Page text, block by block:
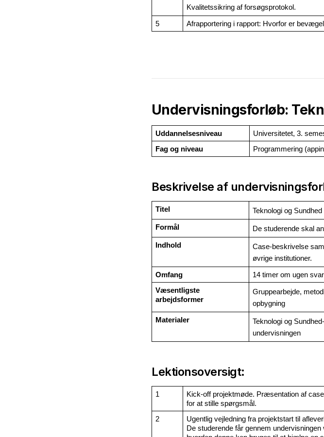
Kvalitetssikring af forsøgsprotokol.
5 Afrapportering i rapport: Hvorfor er
Undervisningsforløb:
Uddannelsesniveau
Universitetet, 3.
Fag og niveau
Programmering
Beskrivelse af
Titel Teknologi og Sundhed
Formål De studerende skal
Indhold
Case-beskrivelse
øvrige institutioner.
Omfang
14 timer om ugen
Væsentligste
arbejdsformer
Gruppearbejde,
opbygning
Materialer
Teknologi og
undervisningen
Lektionsoversigt:
1
Kick-off projektmøde. Præsentation af
for at stille spørgsmål.
2
Ugentlig vejledning fra projektstart til
De studerende får gennem